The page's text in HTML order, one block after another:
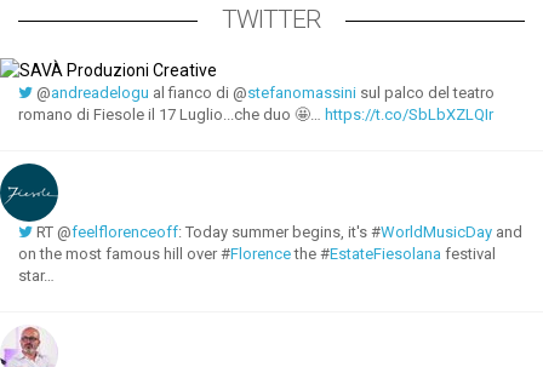
TWITTER
@andreadelogu al fianco di @stefanomassini sul palco del teatro
romano di Fiesole il 17 Luglio...che duo 🤩… https://t.co/SbLbXZLQIr
RT @feelflorenceoff: Today summer begins, it's #WorldMusicDay and
on the most famous hill over #Florencethe #EstateFiesolana festival
star…